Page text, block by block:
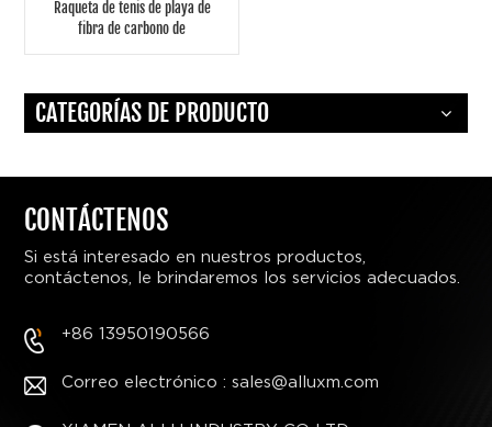
Raqueta de tenis de playa de
fibra de carbono de
CATEGORÍAS DE PRODUCTO
CONTÁCTENOS
Si está interesado en nuestros productos,
contáctenos, le brindaremos los servicios adecuados.
+86 13950190566
Correo electrónico : sales@alluxm.com